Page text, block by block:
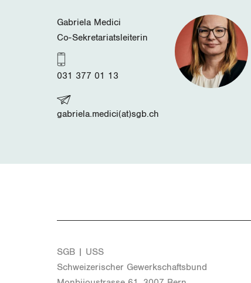
Gabriela Medici
Co-Sekretariatsleiterin
031 377 01 13
gabriela.medici(at)sgb.ch
SGB | USS
Schwei­ze­ri­scher Ge­werk­schafts­bund